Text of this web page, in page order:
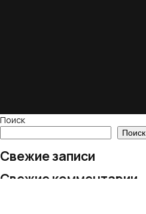
Поиск
Поиск
Свежие записи
Свежие комментарии